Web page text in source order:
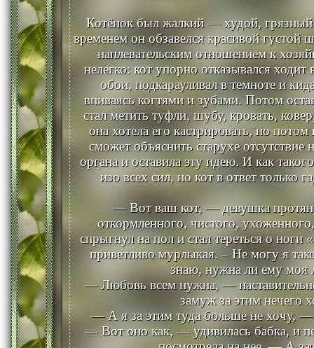
Котёнок был жалкий — худой,
временем он обзавелся красивой густой
наплевательским отношением к
нелегко: кот упорно отказывался ходит
обои, подкарауливал в темноте и
впиваясь когтями и зубами. Потом
стал метить туфли, шубу, кровать,
она хотела его кастрировать, но
сможет объяснить старухе отсутствие
органа и оставила эту идею. И как
изо всех сил, но кот в ответ только
— Вот ваш кот, — девушка
откормленного, чистого,
спрыгнул на пол и стал тереться о ноги
приветливо мурлыкая. – Не могу я
знаю, нужна ли ему моя
— Любовь всем нужна, —
замуж за этим нечего
— А я за этим туда больше не хочу, —
— Вот оно как, — удивилась бабка, и